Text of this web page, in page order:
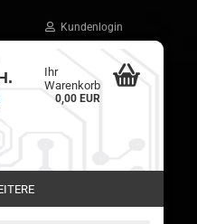
Kundenlogin
Ihr
Warenkorb
0,00 EUR